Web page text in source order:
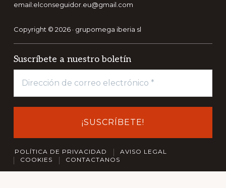
email:elconseguidor.eu@gmail.com
Copyright © 2026 · grupomega iberia sl
Suscríbete a nuestro boletín
POLÍTICA DE PRIVACIDAD
AVISO LEGAL
COOKIES
CONTACTANOS